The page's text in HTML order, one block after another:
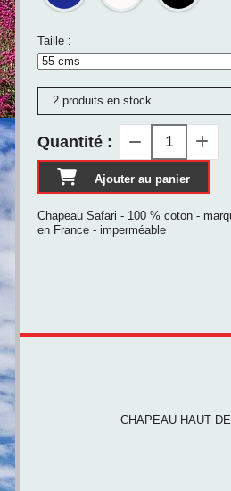
Taille :
2 produits en stock
Quantité :
Ajouter au panier
Chapeau Safari - 100 % coton -
en France - imperméable
CHAPEAU HAUT